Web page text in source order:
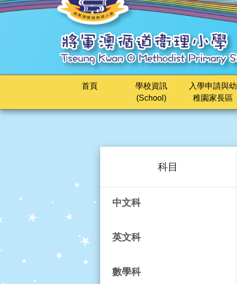
首頁
學校資訊
(School)
入學申請與幼
稚園家長區
科目
中文科
英文科
數學科